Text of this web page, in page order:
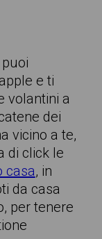
e ti
volantini a
dei
vicino a te,
di click le
casa, in
da casa
per tenere